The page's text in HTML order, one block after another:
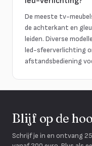
De meeste tv-
de achterkant en
leiden. Diverse
led-sfeerverlichting
afstandsbediening
Blijf op de
Schrijf je in en ontvang